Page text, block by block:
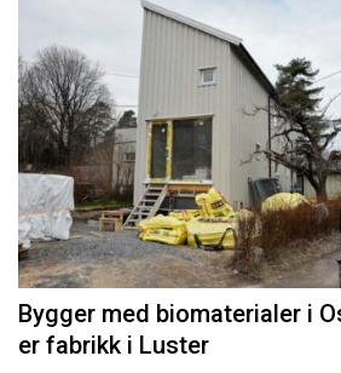
Bygger med biomaterialer i
er fabrikk i Luster